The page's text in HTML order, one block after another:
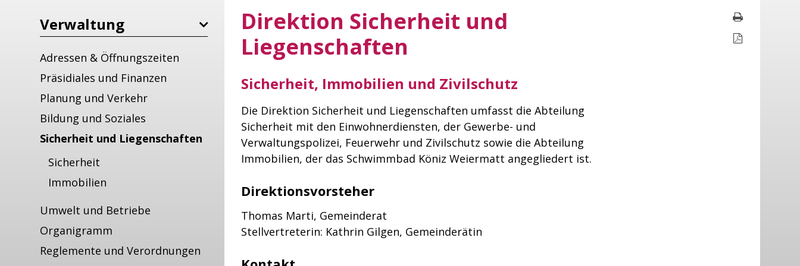
Verwaltung
Adressen & Öffnungszeiten
Präsidiales und Finanzen
Planung und Verkehr
Bildung und Soziales
Sicherheit und Liegenschaften
Sicherheit
Immobilien
Umwelt und Betriebe
Organigramm
Reglemente und Verordnungen
Direktion Sicherheit und
Liegenschaften
Sicherheit, Immobilien und Zivilschutz
Die Direktion Sicherheit und Liegenschaften umfasst die Abteilung
Sicherheit mit den Einwohnerdiensten, der Gewerbe- und
Verwaltungspolizei, Feuerwehr und Zivilschutz sowie die Abteilung
Immobilien, der das Schwimmbad Köniz Weiermatt angegliedert ist.
Direktionsvorsteher
Thomas Marti, Gemeinderat
Stellvertreterin: Kathrin Gilgen, Gemeinderätin